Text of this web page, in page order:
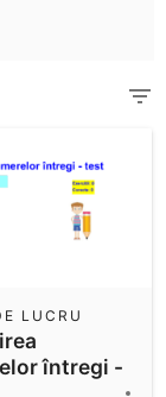
întregi -
LUCRU